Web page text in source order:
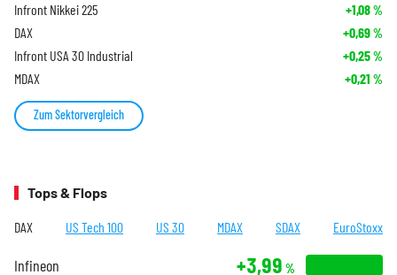
Infront Nikkei 225 +1,08%
DAX +0,69%
Infront USA 30 Industrial +0,25%
MDAX +0,21 %
Zum Sektorvergleich
Tops & Flops
DAX US Tech 100 US 30 MDAX SDAX EuroStoxx
Infineon +3,99 %